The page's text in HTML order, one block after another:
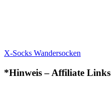
X-Socks Wandersocken
*Hinweis – Affiliate Links